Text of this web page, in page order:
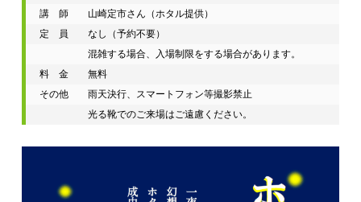
講　師　　山崎定市さん（ホタル提供）
定　員　　なし（予約不要）
混雑する場合、入場制限をする場合があります。
料　金　　無料
その他　　雨天決行、スマートフォン等撮影禁止
光る靴でのご来場はご遠慮ください。